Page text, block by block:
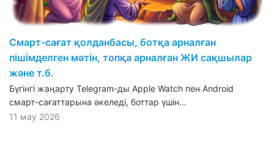
Смарт-сағат қолданбасы, ботқа арналған
пішімделген мәтін, топқа арналған ЖИ сақшылар
және т.б.
Бүгінгі жаңарту Telegram-ды Apple Watch пен Android
смарт-сағаттарына әкеледі, боттар үшін…
11 мау 2026